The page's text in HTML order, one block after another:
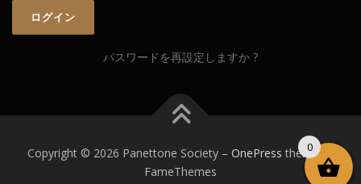
パスワードを再設定しますか ?
Copyright © 2026 Panettone Society – OnePress theme by
FameThemes
0